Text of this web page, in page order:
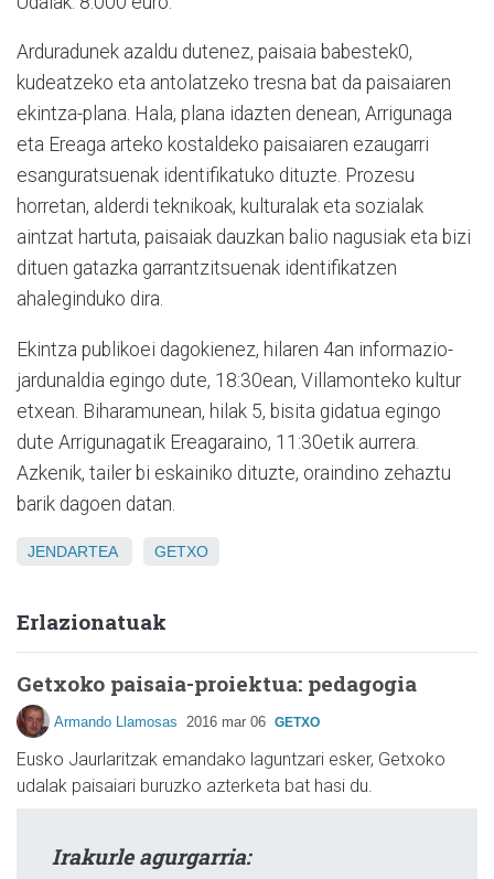
Arduradunek azaldu dutenez, paisaia babestek0,
kudeatzeko eta antolatzeko tresna bat da paisaiaren
ekintza-plana. Hala, plana idazten denean, Arrigunaga
eta Ereaga arteko kostaldeko paisaiaren ezaugarri
esanguratsuenak identifikatuko dituzte. Prozesu
horretan, alderdi teknikoak, kulturalak eta sozialak
aintzat hartuta, paisaiak dauzkan balio nagusiak eta bizi
dituen gatazka garrantzitsuenak identifikatzen
ahaleginduko dira.
Ekintza publikoei dagokienez, hilaren 4an informazio-
jardunaldia egingo dute, 18:30ean, Villamonteko kultur
etxean. Biharamunean, hilak 5, bisita gidatua egingo
dute Arrigunagatik Ereagaraino, 11:30etik aurrera.
Azkenik, tailer bi eskainiko dituzte, oraindino zehaztu
barik dagoen datan.
JENDARTEA GETXO
Erlazionatuak
Getxoko paisaia-proiektua: pedagogia
Armando Llamosas 2016 mar 06 GETXO
Eusko Jaurlaritzak emandako laguntzari esker, Getxoko
udalak paisaiari buruzko azterketa bat hasi du.
Irakurle agurgarria: